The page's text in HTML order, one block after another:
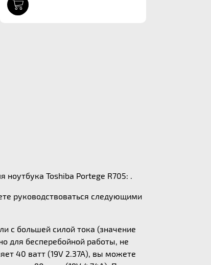
ноутбука Toshiba Portege R705: .
руководствоваться следующими
с большей силой тока (значение
для бесперебойной работы, не
40 ватт (19V 2.37A), вы можете